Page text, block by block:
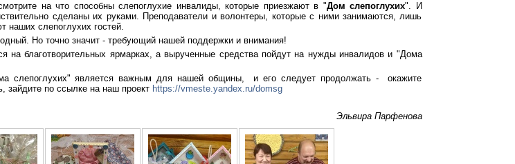
на что способны слепоглухие инвалиды, которые приезжают в "Дом слепоглухих". И
сделаны их руками. Преподаватели и волонтеры, которые с ними занимаются, лишь
наших слепоглухих гостей.
Но точно значит - требующий нашей поддержки и внимания!
на благотворительных ярмарках, а вырученные средства пойдут на нужды инвалидов и "Дома
слепоглухих" является важным для нашей общины, и его следует продолжать - окажите
зайдите по ссылке на наш проект https://vmeste.yandex.ru/domsg
Эльвира Парфенова